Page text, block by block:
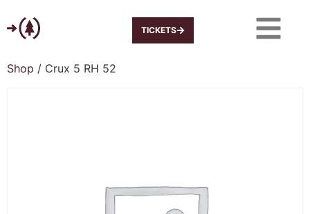
TICKETS
Shop / Crux 5 RH 52